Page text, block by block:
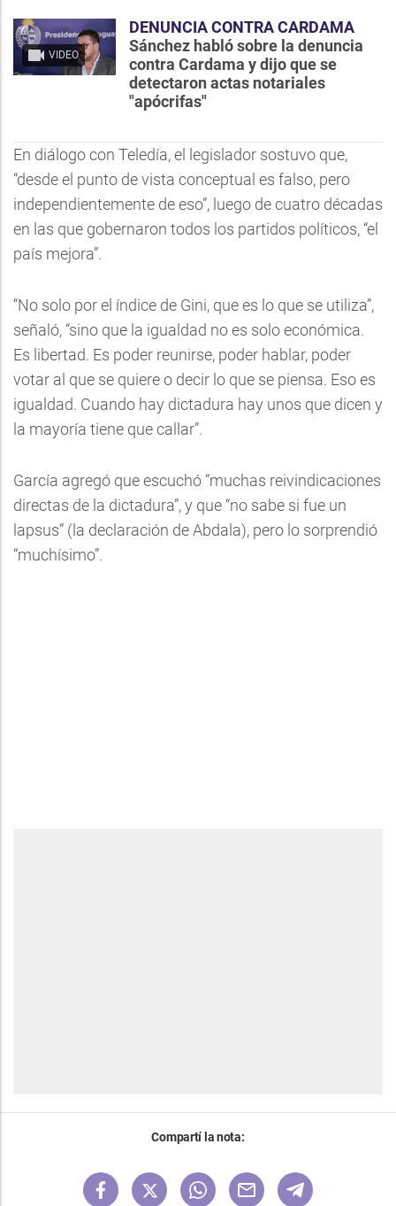
VIDEO
DENUNCIA CONTRA CARDAMA
Sánchez habló sobre la denuncia
contra Cardama y dijo que se
detectaron actas notariales
"apócrifas"
En diálogo con Teledía, el legislador sostuvo que,
“desde el punto de vista conceptual es falso, pero
independientemente de eso”, luego de cuatro décadas
en las que gobernaron todos los partidos políticos, “el
país mejora”.
“No solo por el índice de Gini, que es lo que se utiliza”,
señaló, “sino que la igualdad no es solo económica.
Es libertad. Es poder reunirse, poder hablar, poder
votar al que se quiere o decir lo que se piensa. Eso es
igualdad. Cuando hay dictadura hay unos que dicen y
la mayoría tiene que callar”.
García agregó que escuchó “muchas reivindicaciones
directas de la dictadura”, y que “no sabe si fue un
lapsus” (la declaración de Abdala), pero lo sorprendió
“muchísimo”.
Compartí la nota: